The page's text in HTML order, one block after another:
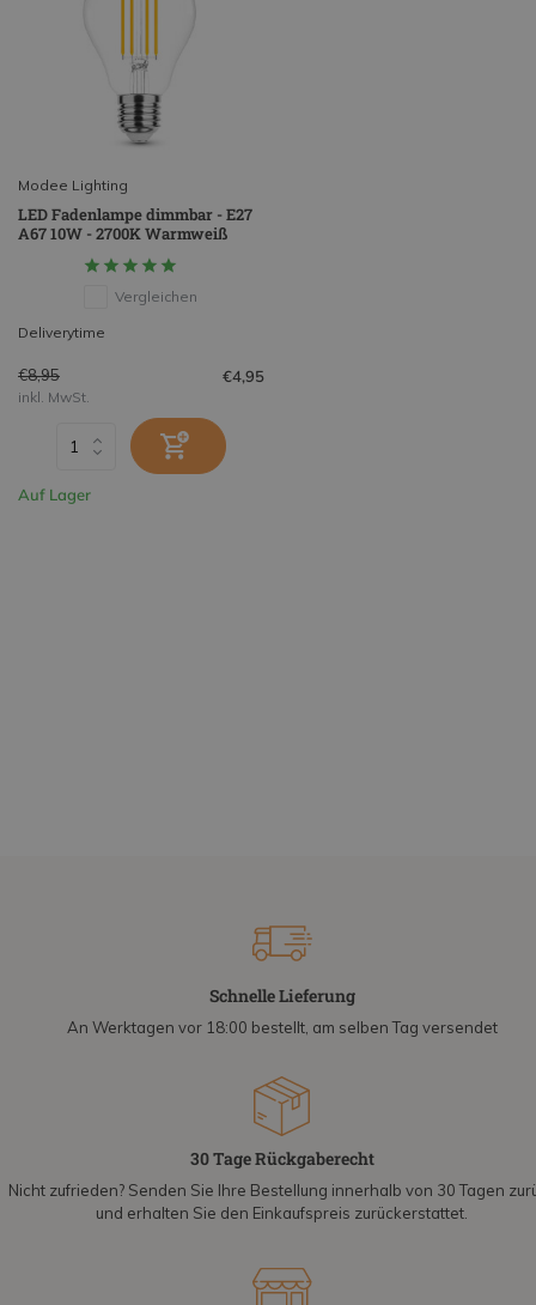
Modee Lighting
LED Fadenlampe dimmbar - E27
A67 10W - 2700K Warmweiß
Vergleichen
Deliverytime
€8,95 €4,95
inkl. MwSt.
Auf Lager
Schnelle Lieferung
An Werktagen vor 18:00 bestellt, am selben Tag versendet
30 Tage Rückgaberecht
Nicht zufrieden? Senden Sie Ihre Bestellung innerhalb von 30 Tagen
und erhalten Sie den Einkaufspreis zurückerstattet.